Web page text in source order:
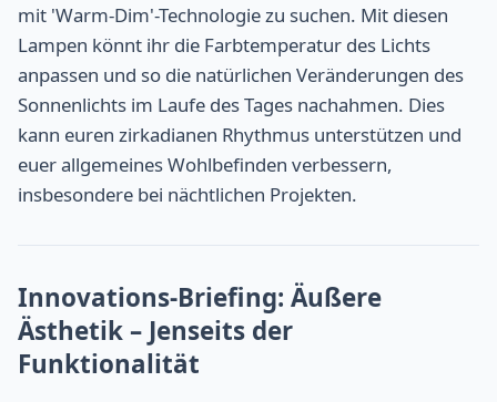
mit 'Warm-Dim'-Technologie zu suchen. Mit diesen
Lampen könnt ihr die Farbtemperatur des Lichts
anpassen und so die natürlichen Veränderungen des
Sonnenlichts im Laufe des Tages nachahmen. Dies
kann euren zirkadianen Rhythmus unterstützen und
euer allgemeines Wohlbefinden verbessern,
insbesondere bei nächtlichen Projekten.
Innovations-Briefing: Äußere
Ästhetik – Jenseits der
Funktionalität